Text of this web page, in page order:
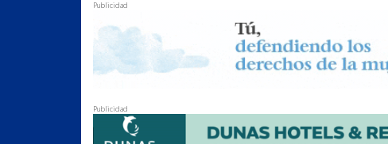
Publicidad
Publicidad